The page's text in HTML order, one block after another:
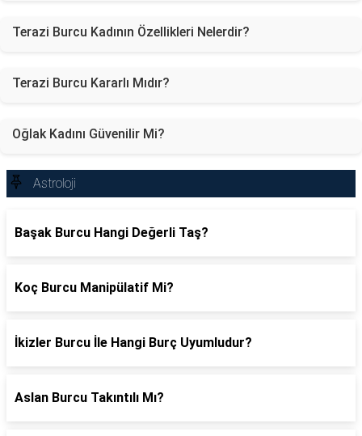
Terazi Burcu Kadının Özellikleri Nelerdir?
Terazi Burcu Kararlı Mıdır?
Oğlak Kadını Güvenilir Mi?
Astroloji
Başak Burcu Hangi Değerli Taş?
Koç Burcu Manipülatif Mi?
İkizler Burcu İle Hangi Burç Uyumludur?
Aslan Burcu Takıntılı Mı?